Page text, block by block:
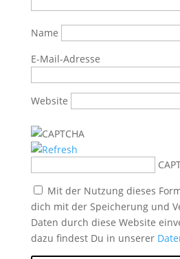
Name
E-Mail-Adresse
Website
Mit der Nutzung dieses
dich mit der Speicherung und
Daten durch diese Website
dazu findest Du in unserer